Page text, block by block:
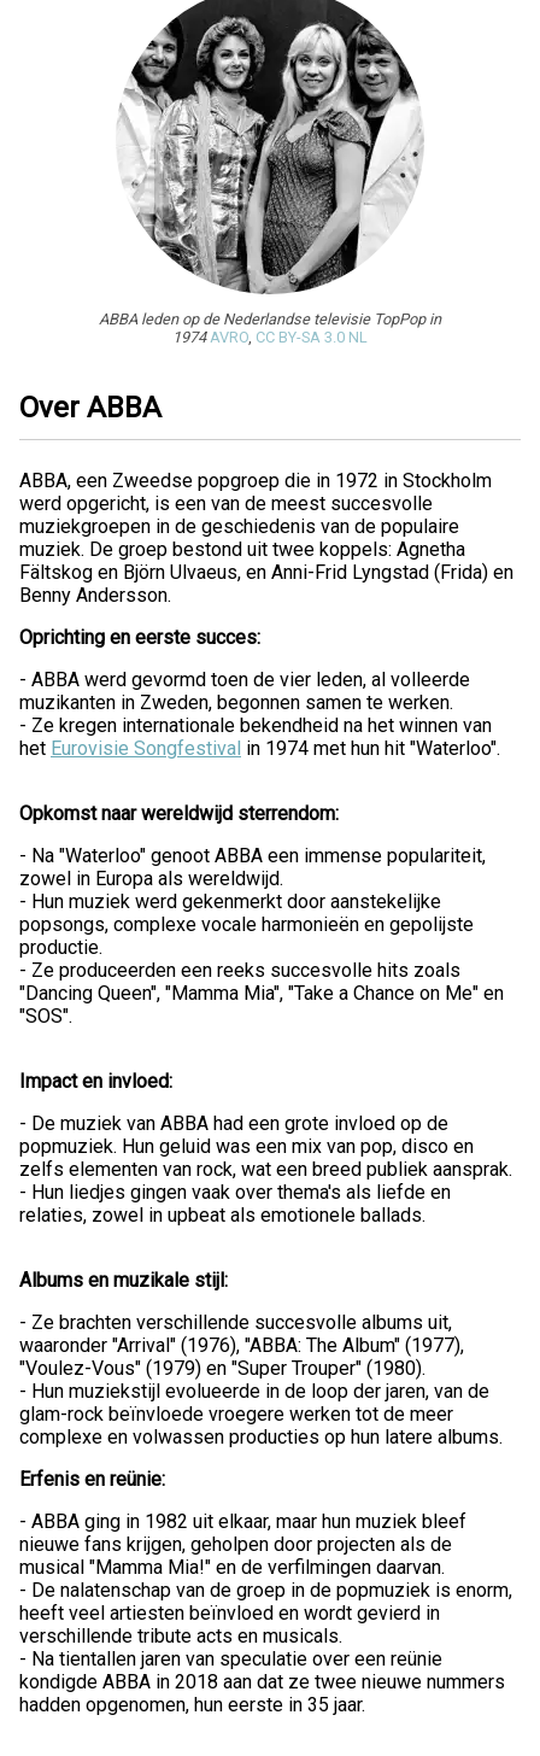
ABBA leden op de Nederlandse televisie TopPop in
1974 AVRO CC BY-SA 3.0 NL
Over ABBA
ABBA, een Zweedse popgroep die in 1972 in Stockholm
werd opgericht, is een van de meest succesvolle
muziekgroepen in de geschiedenis van de populaire
muziek. De groep bestond uit twee koppels: Agnetha
Fältskog en Björn Ulvaeus, en Anni-Frid Lyngstad (Frida) en
Benny Andersson.
Oprichting en eerste succes:
- ABBA werd gevormd toen de vier leden, al volleerde
muzikanten in Zweden, begonnen samen te werken.
- Ze kregen internationale bekendheid na het winnen van
het Eurovisie Songfestival in 1974 met hun hit "Waterloo".
Opkomst naar wereldwijd sterrendom:
- Na "Waterloo" genoot ABBA een immense populariteit,
zowel in Europa als wereldwijd.
- Hun muziek werd gekenmerkt door aanstekelijke
popsongs, complexe vocale harmonieën en gepolijste
productie.
- Ze produceerden een reeks succesvolle hits zoals
"Dancing Queen", "Mamma Mia", "Take a Chance on Me" en
"SOS".
Impact en invloed:
- De muziek van ABBA had een grote invloed op de
popmuziek. Hun geluid was een mix van pop, disco en
zelfs elementen van rock, wat een breed publiek aansprak.
- Hun liedjes gingen vaak over thema's als liefde en
relaties, zowel in upbeat als emotionele ballads.
Albums en muzikale stijl:
- Ze brachten verschillende succesvolle albums uit,
waaronder "Arrival" (1976), "ABBA: The Album" (1977),
"Voulez-Vous" (1979) en "Super Trouper" (1980).
- Hun muziekstijl evolueerde in de loop der jaren, van de
glam-rock beïnvloede vroegere werken tot de meer
complexe en volwassen producties op hun latere albums.
Erfenis en reünie:
- ABBA ging in 1982 uit elkaar, maar hun muziek bleef
nieuwe fans krijgen, geholpen door projecten als de
musical "Mamma Mia!" en de verfilmingen daarvan.
- De nalatenschap van de groep in de popmuziek is enorm,
heeft veel artiesten beïnvloed en wordt gevierd in
verschillende tribute acts en musicals.
- Na tientallen jaren van speculatie over een reünie
kondigde ABBA in 2018 aan dat ze twee nieuwe nummers
hadden opgenomen, hun eerste in 35 jaar.